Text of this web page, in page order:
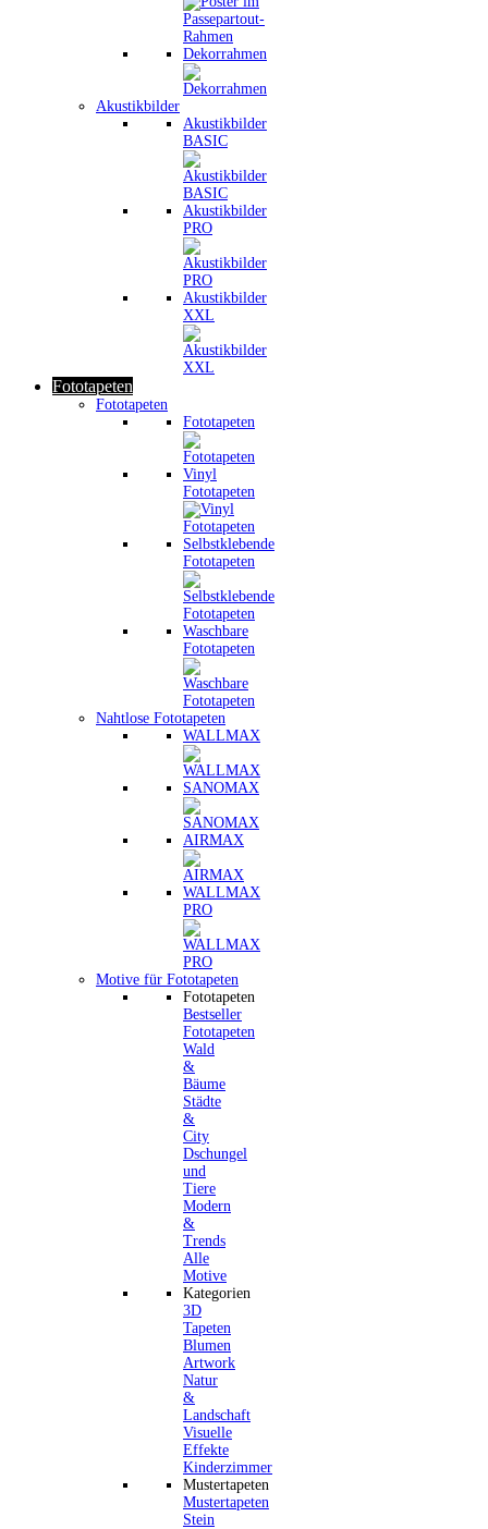
Dekorrahmen
Akustikbilder
Akustikbilder
BASIC
Akustikbilder
PRO
Akustikbilder
XXL
Fototapeten
Fototapeten
Fototapeten
Vinyl
Fototapeten
Selbstklebende
Fototapeten
Waschbare
Fototapeten
Nahtlose Fototapeten
WALLMAX
SANOMAX
AIRMAX
WALLMAX
PRO
Motive für Fototapeten
Fototapeten
Bestseller
Fototapeten
Wald
&
Bäume
Städte
&
City
Dschungel
und
Tiere
Modern
&
Trends
Alle
Motive
Kategorien
3D
Tapeten
Blumen
Artwork
Natur
&
Landschaft
Visuelle
Effekte
Kinderzimmer
Mustertapeten
Mustertapeten
Stein